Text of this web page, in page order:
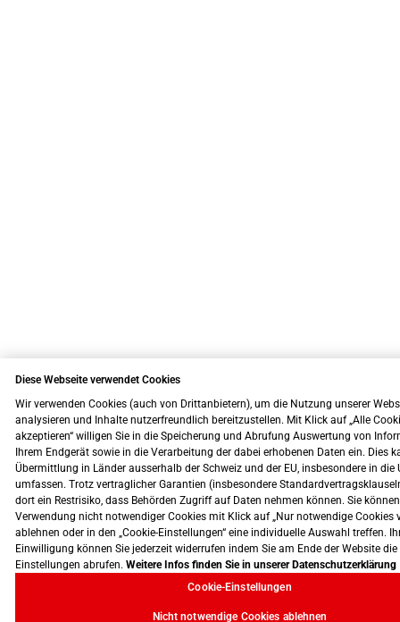
Diese Webseite verwendet Cookies
Wir verwenden Cookies (auch von Drittanbietern), um die Nutzung unserer
analysieren und Inhalte nutzerfreundlich bereitzustellen. Mit Klick auf „Alle
akzeptieren“ willigen Sie in die Speicherung und Abrufung Auswertung von
Ihrem Endgerät sowie in die Verarbeitung der dabei erhobenen Daten ein. Dies
Übermittlung in Länder ausserhalb der Schweiz und der EU, insbesondere in die
umfassen. Trotz vertraglicher Garantien (insbesondere
dort ein Restrisiko, dass Behörden Zugriff auf Daten nehmen können. Sie
Verwendung nicht notwendiger Cookies mit Klick auf „Nur notwendige Cookies
ablehnen oder in den „Cookie-Einstellungen“ eine individuelle Auswahl treffen.
Einwilligung können Sie jederzeit widerrufen indem Sie am Ende der Website die
Einstellungen abrufen. Weitere Infos finden Sie in unserer Datenschutzerklärung
Cookie-Einstellungen
Nicht notwendige Cookies ablehnen